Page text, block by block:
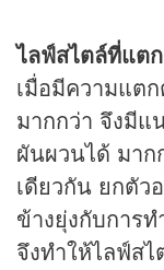
ไลฟ์สไตล์ที่แต
เมื่อมีความแต
มากกว่า จึงมี
ผันผวนได้ มาก
เดียวกัน ยกตัว
ข้างยุ่งกับการ
จึงทำให้ไลฟ์ส